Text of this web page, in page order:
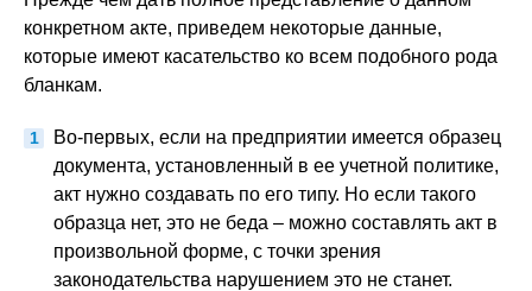
конкретном акте, приведем некоторые данные,
которые имеют касательство ко всем подобного рода
бланкам.
Во-первых, если на предприятии имеется образец
документа, установленный в ее учетной политике,
акт нужно создавать по его типу. Но если такого
образца нет, это не беда – можно составлять акт в
произвольной форме, с точки зрения
законодательства нарушением это не станет.